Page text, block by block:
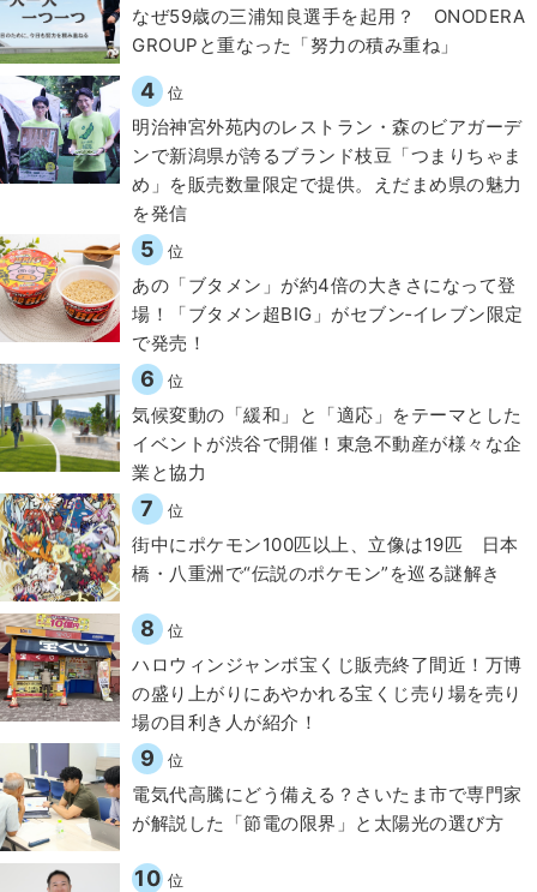
なぜ59歳の三浦知良選手を起用？ ONODERA
GROUPと重なった「努力の積み重ね」
4 位
明治神宮外苑内のレストラン・森のビアガーデ
ンで新潟県が誇るブランド枝豆「つまりちゃま
め」を販売数量限定で提供。えだまめ県の魅力
を発信
5 位
あの「ブタメン」が約4倍の大きさになって登
場！「ブタメン超BIG」がセブン‐イレブン限定
で発売！
6 位
気候変動の「緩和」と「適応」をテーマとした
イベントが渋谷で開催！東急不動産が様々な企
業と協力
7 位
街中にポケモン100匹以上、立像は19匹 日本
橋・八重洲で“伝説のポケモン”を巡る謎解き
8 位
ハロウィンジャンボ宝くじ販売終了間近！万博
の盛り上がりにあやかれる宝くじ売り場を売り
場の目利き人が紹介！
9 位
電気代高騰にどう備える？さいたま市で専門家
が解説した「節電の限界」と太陽光の選び方
10 位